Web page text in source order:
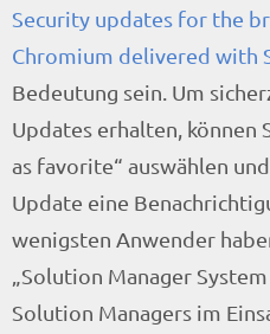
Security updates for the
Chromium delivered with
Bedeutung sein. Um
Updates erhalten, können
as favorite“ auswählen
Update eine
wenigsten Anwender
„Solution Manager
Solution Managers im